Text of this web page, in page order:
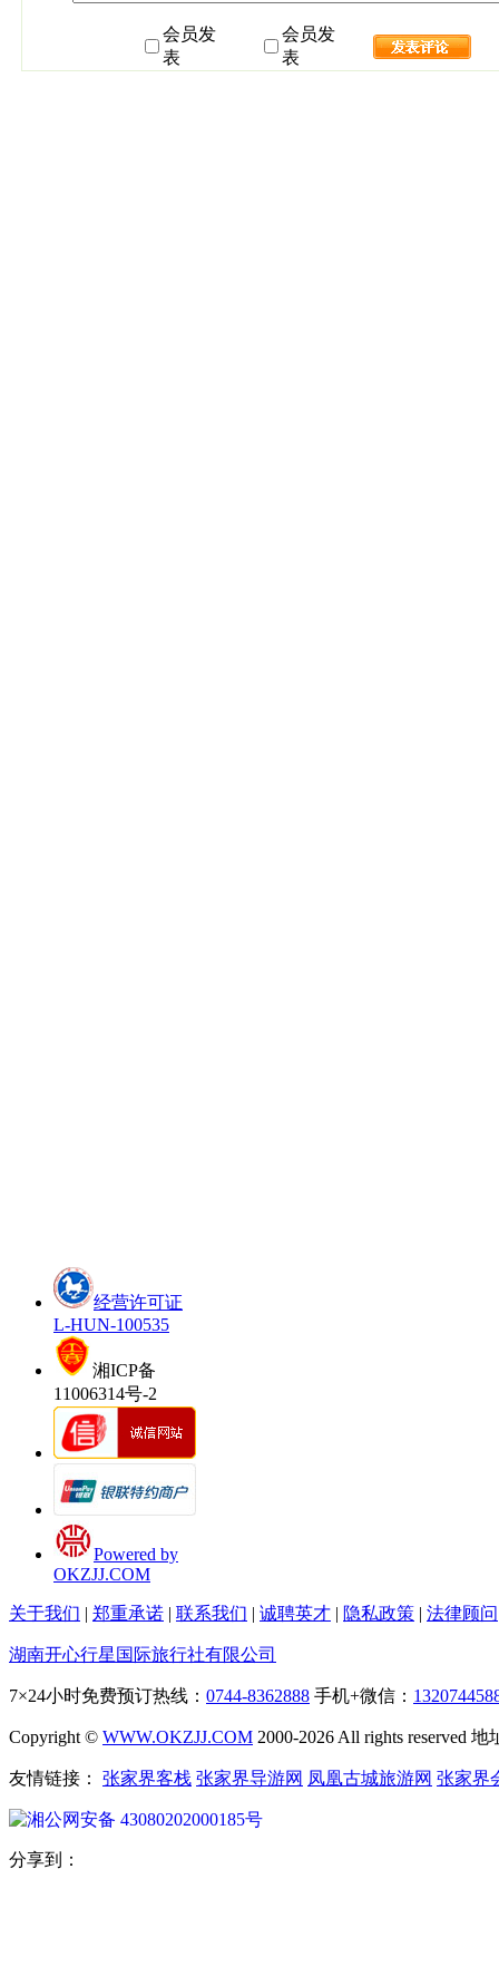
会员发
表
会员发
表
经营许可证
L-HUN-100535
湘ICP备
11006314号-2
Powered by
OKZJJ.COM
关于我们 | 郑重承诺 | 联系我们 | 诚聘英才 | 隐私政策 | 法律顾问
湖南开心行星国际旅行社有限公司
7×24小时免费预订热线： 0744-8362888 手机+微信：
Copyright © WWW.OKZJJ.COM 2000-2026 All rights reserved
友情链接： 张家界客栈 张家界导游网 凤凰古城旅游网 张家界
湘公网安备 43080202000185号
分享到：